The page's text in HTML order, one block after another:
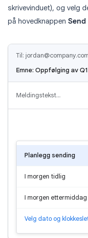
skrivevinduet), og velg
på hovedknappen Send
Til:
Emne: Oppfølging av
Meldingstekst…
Planlegg sending
I morgen tidlig
I morgen ettermiddag
Velg dato og